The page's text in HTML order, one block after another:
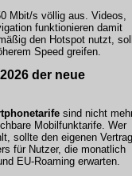
Mbit/s völlig aus. Videos,
funktionieren damit
den Hotspot nutzt,
Speed greifen.
der neue
sind nicht
Mobilfunktarife. Wer
sollte den eigenen Vertrag
für Nutzer, die monatlich
EU-Roaming erwarten.